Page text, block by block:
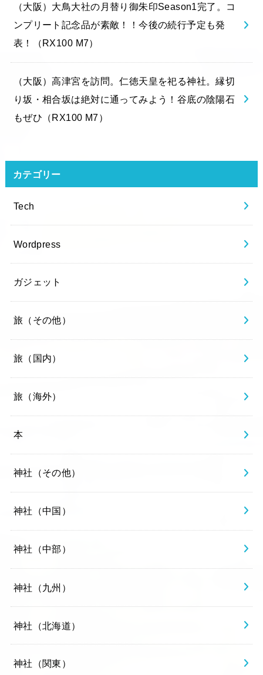
（大阪）大鳥大社の月替り御朱印Season1完了。コ
ンプリート記念品が素敵！！今後の続行予定も発
表！（RX100 M7）
（大阪）高津宮を訪問。仁徳天皇を祀る神社。縁切
り坂・相合坂は絶対に通ってみよう！谷底の陰陽石
もぜひ（RX100 M7）
カテゴリー
Tech
Wordpress
ガジェット
旅（その他）
旅（国内）
旅（海外）
本
神社（その他）
神社（中国）
神社（中部）
神社（九州）
神社（北海道）
神社（関東）